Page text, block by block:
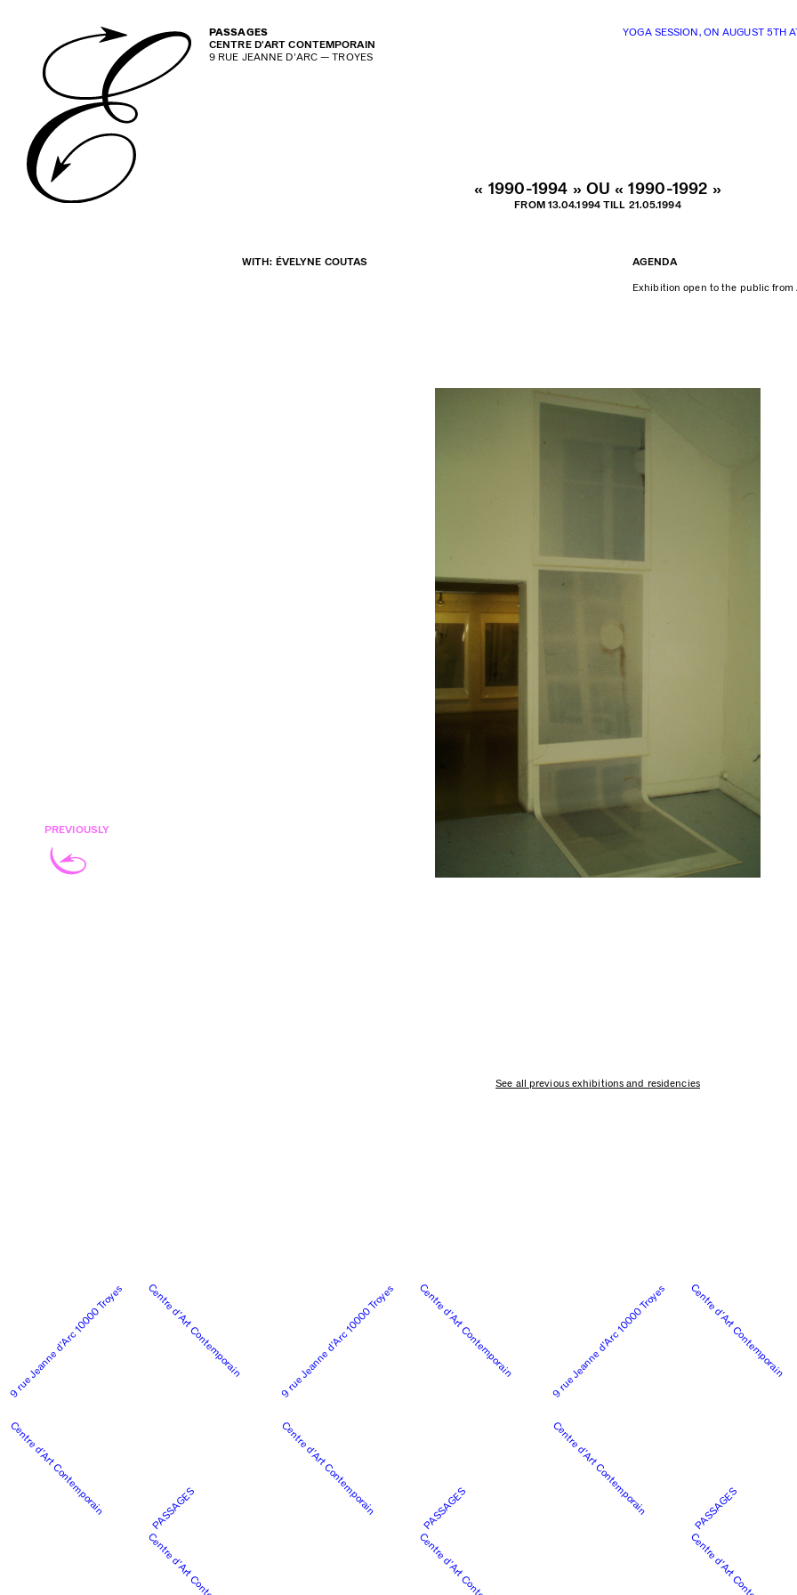
PASSAGES
CENTRE D'ART CONTEMPORAIN
9 RUE JEANNE D'ARC — TROYES
YOGA SESSION, ON AUGUST 5TH
PREVIOUSLY
« 1990-1994 » OU « 1990-1992 »
FROM 13.04.1994 TILL 21.05.1994
WITH: ÉVELYNE COUTAS AGENDA
Exhibition open to the public from
Previous
See all previous exhibitions and residencies
9 rue Jeanne d’Arc 10000 Troyes
Centre d’Art Contemporain
Centre d’Art Contemporain
PASSAGES
9 rue Jeanne d’Arc 10000 Troyes
Centre d’Art Contemporain
Centre d’Art Contemporain
PASSAGES
9 rue Jeanne d’Arc 10000 Troyes
Centre d’Art Contemporain
Centre d’Art Contemporain
PASSAGES